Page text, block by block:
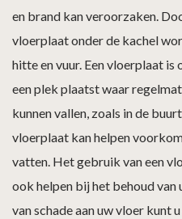
en brand kan veroorzaken.
vloerplaat onder de kachel
hitte en vuur. Een vloerplaat is
een plek plaatst waar
kunnen vallen, zoals in de
vloerplaat kan helpen
vatten. Het gebruik van een
ook helpen bij het behoud
van schade aan uw vloer kunt